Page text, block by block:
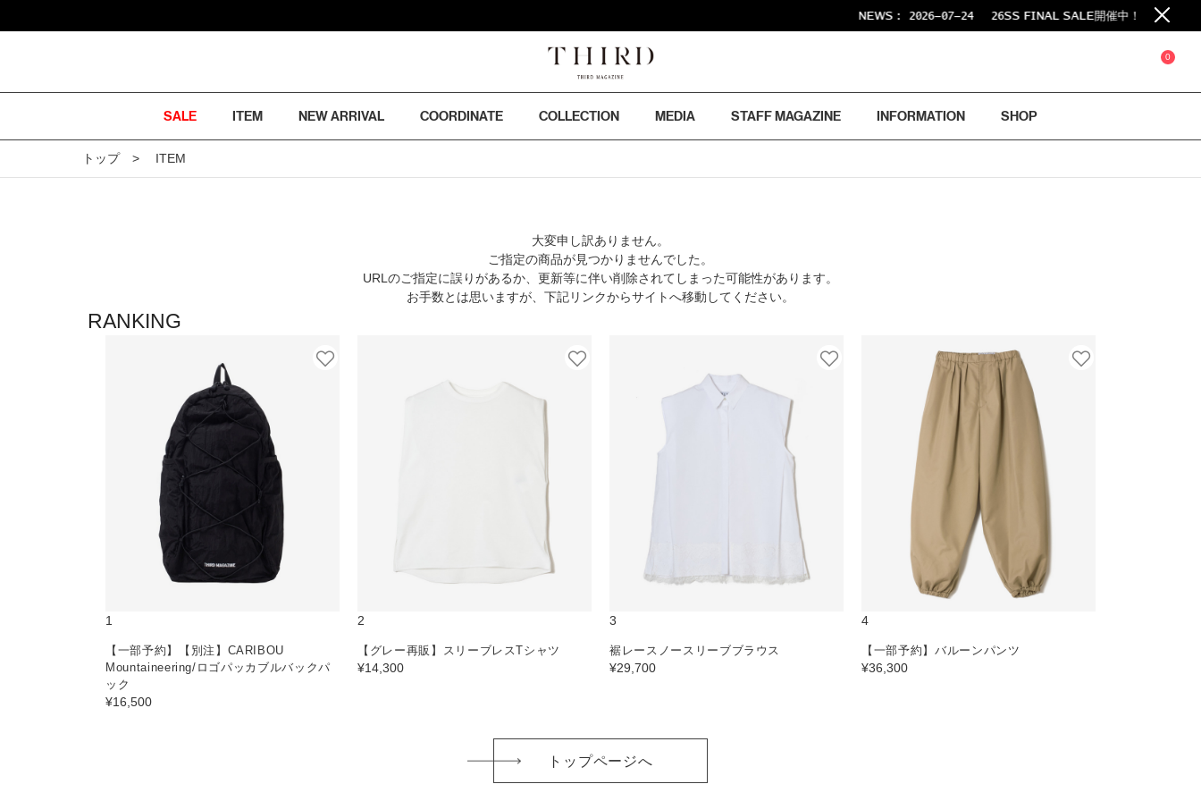
NEWS : 2026-07-24 26SS FINAL SALE開催中！
0
SALE ITEM NEW ARRIVAL COORDINATE COLLECTION MEDIA STAFF MAGAZINE INFORMATION SHOP
トップ ITEM
大変申し訳ありません。
ご指定の商品が見つかりませんでした。
URLのご指定に誤りがあるか、更新等に伴い削除されてしまった可能性があります。
お手数とは思いますが、下記リンクからサイトへ移動してください。
RANKING
1
【一部予約】【別注】CARIBOU
Mountaineering/ロゴパッカブルバックパ
ック
¥16,500
2
【グレー再販】スリーブレスTシャツ
¥14,300
3
裾レースノースリーブブラウス
¥29,700
4
【一部予約】バルーンパンツ
¥36,300
トップページへ